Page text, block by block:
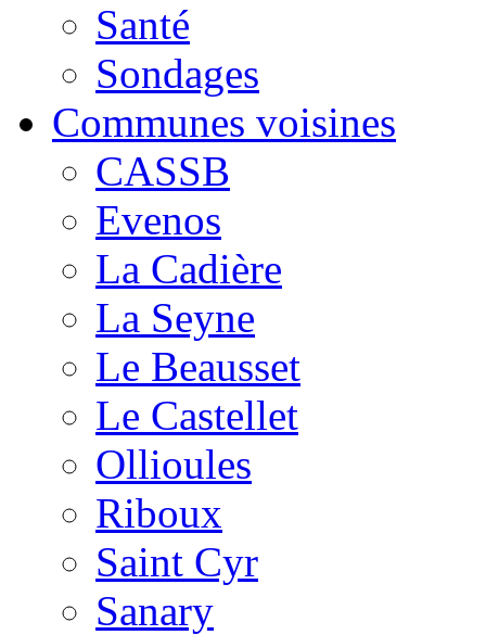
Santé
Sondages
Communes voisines
CASSB
Evenos
La Cadière
La Seyne
Le Beausset
Le Castellet
Ollioules
Riboux
Saint Cyr
Sanary